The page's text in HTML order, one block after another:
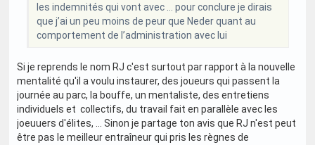
les indemnités qui vont avec … pour conclure je dirais
que j’ai un peu moins de peur que Neder quant au
comportement de l’administration avec lui
Si je reprends le nom RJ c'est surtout par rapport à la nouvelle
mentalité qu'il a voulu instaurer, des joueurs qui passent la
journée au parc, la bouffe, un mentaliste, des entretiens
individuels et collectifs, du travail fait en parallèle avec les
joeuuers d'élites, ... Sinon je partage ton avis que RJ n'est peut
être pas le meilleur entraîneur qui pris les règnes de